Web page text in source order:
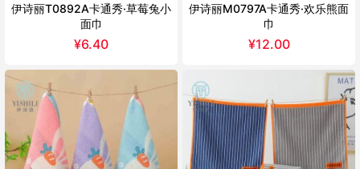
伊诗丽T0892A卡通秀·草莓兔小
面巾
¥6.40
伊诗丽M0797A卡通秀·欢乐熊面
巾
¥12.00